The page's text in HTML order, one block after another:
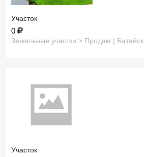
Участок
0
Земельные участки > Продам | Батайск
Участок